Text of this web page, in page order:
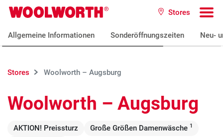
Zum Hauptinhalt
Woolworth GmbH Stores
Allgemeine Informationen Sonderöffnungszeiten Neu-
Stores Woolworth – Augsburg
Woolworth – Augsburg
AKTION! Preissturz Große Größen Damenwäsche 1